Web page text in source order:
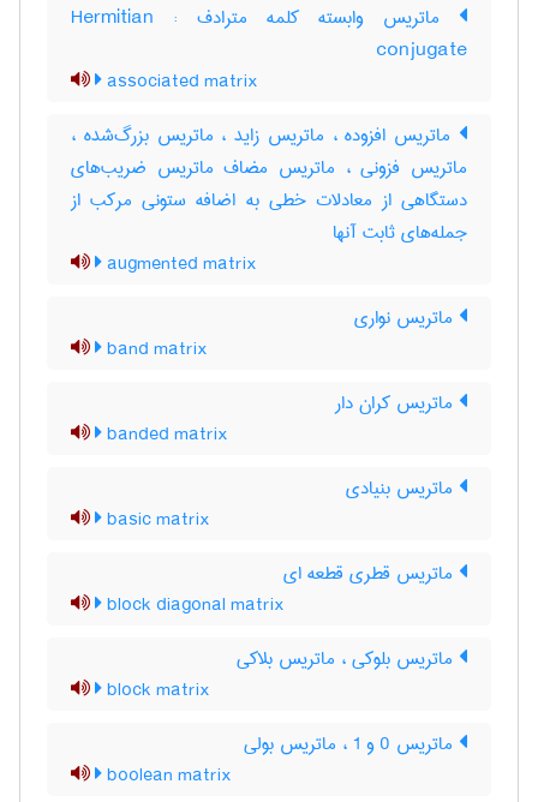
ماتریس وابسته کلمه مترادف : Hermitian
conjugate
associated matrix
ماتریس افزوده ، ماتریس زاید ، ماتریس بزرگ‌شده ،
ماتریس فزونی ، ماتریس مضاف ماتریس ضریب‌های
دستگاهی از معادلات خطی به اضافه ستونی مرکب از
جمله‌های ثابت آنها
augmented matrix
ماتریس نواری
band matrix
ماتریس کران دار
banded matrix
ماتریس بنیادی
basic matrix
ماتریس قطری قطعه ای
block diagonal matrix
ماتریس بلوکی ، ماتریس بلاکی
block matrix
ماتریس 0 و 1 ، ماتریس بولی
boolean matrix